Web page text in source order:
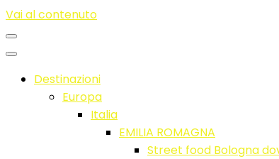
Vai al contenuto
Destinazioni
Europa
Italia
EMILIA ROMAGNA
Street food Bologna